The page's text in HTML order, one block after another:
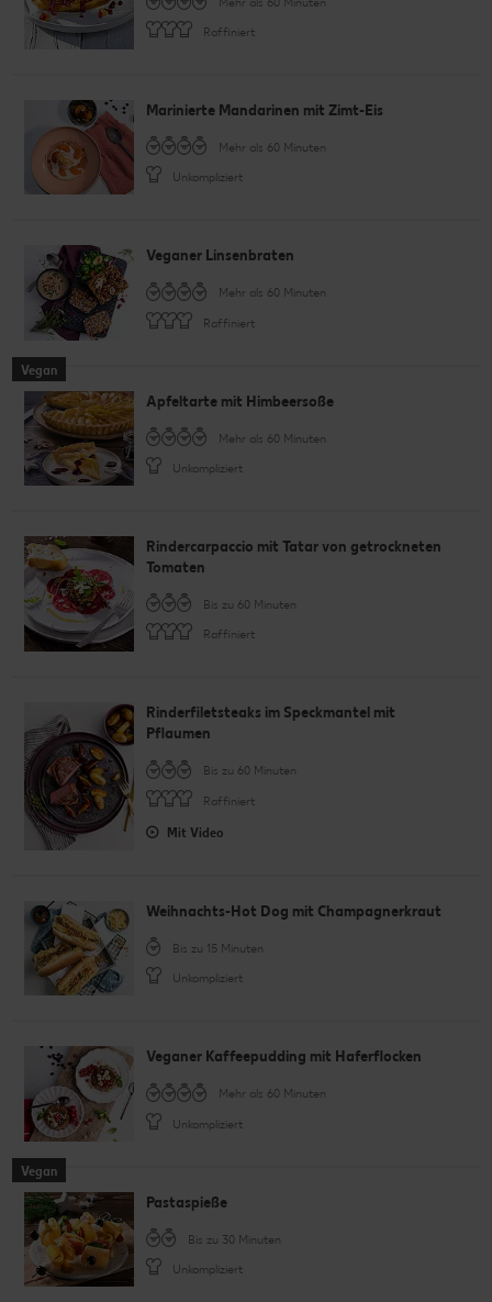
Raffiniert
Marinierte Mandarinen mit Zimt-Eis
Mehr als 60 Minuten
Unkompliziert
Vegan
Veganer Linsenbraten
Mehr als 60 Minuten
Raffiniert
Apfeltarte mit Himbeersoße
Mehr als 60 Minuten
Unkompliziert
Rindercarpaccio mit Tatar von getrockneten
Tomaten
Bis zu 60 Minuten
Raffiniert
Rinderfiletsteaks im Speckmantel mit
Pflaumen
Bis zu 60 Minuten
Raffiniert
Mit Video
Weihnachts-Hot Dog mit Champagnerkraut
Bis zu 15 Minuten
Unkompliziert
Vegan
Veganer Kaffeepudding mit Haferflocken
Mehr als 60 Minuten
Unkompliziert
Pastaspieße
Bis zu 30 Minuten
Unkompliziert